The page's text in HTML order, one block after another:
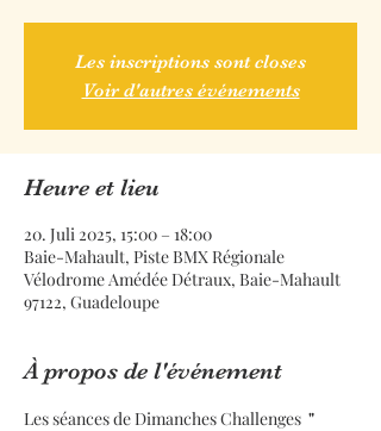
Les inscriptions sont closes
Voir d'autres événements
Heure et lieu
20. Juli 2025, 15:00 – 18:00
Baie-Mahault, Piste BMX Régionale
Vélodrome Amédée Détraux, Baie-Mahault
97122, Guadeloupe
À propos de l'événement
Les séances de Dimanches Challenges "